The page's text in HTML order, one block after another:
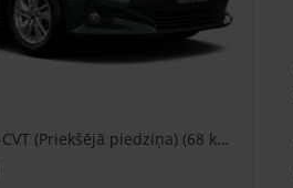
Active 1.5 Hybrid 115 e-CVT (Priekšējā piedziņa) (68 kW)